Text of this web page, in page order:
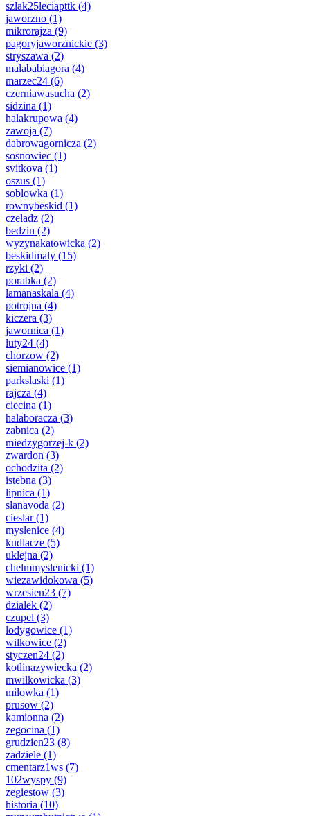
szlak25leciapttk (4)
jaworzno (1)
mikrorajza (9)
pagoryjaworznickie (3)
stryszawa (2)
malababiagora (4)
marzec24 (6)
czerniawasucha (2)
sidzina (1)
halakrupowa (4)
zawoja (7)
dabrowagornicza (2)
sosnowiec (1)
svitkova (1)
oszus (1)
soblowka (1)
rownybeskid (1)
czeladz (2)
bedzin (2)
wyzynakatowicka (2)
beskidmaly (15)
rzyki (2)
porabka (2)
lamanaskala (4)
potrojna (4)
kiczera (3)
jawornica (1)
luty24 (4)
chorzow (2)
siemianowice (1)
parkslaski (1)
rajcza (4)
ciecina (1)
halaboracza (3)
zabnica (2)
miedzygorzej-k (2)
zwardon (3)
ochodzita (2)
istebna (3)
lipnica (1)
slanavoda (2)
cieslar(1)
myslenice (4)
kudlacze (5)
uklejna (2)
chelmmyslenicki (1)
wiezawidokowa (5)
wrzesien23 (7)
dzialek (2)
czupel (3)
lodygowice (1)
wilkowice (2)
styczen24 (2)
kotlinazywiecka (2)
mwilkowicka (3)
milowka (1)
prusow (2)
kamionna (2)
zegocina (1)
grudzien23 (8)
zadziele (1)
cmentarz1ws (7)
102wyspy (9)
zegiestow (3)
historia (10)